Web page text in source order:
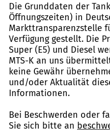
Die Grunddaten der
Öffnungszeiten) in
Markttransparenzstelle
Verfügung gestellt. Die
Super (E5) und Diesel
MTS-K an uns
keine Gewähr
und/oder Aktualität
Informationen.
Bei Beschwerden oder
Sie sich bitte an